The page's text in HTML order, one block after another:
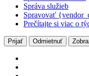
Správa služieb
Spravovať
Prečítajte si viac o
Prijať Odmietnuť